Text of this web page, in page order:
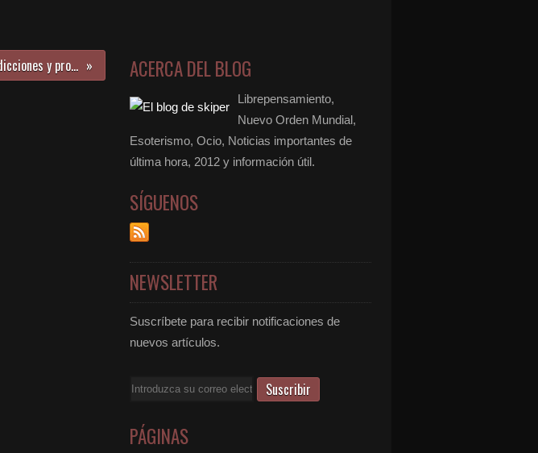
Predicciones y profecías 2024 ACERCA DEL BLOG
Librepensamiento,
Nuevo Orden Mundial,
Esoterismo, Ocio, Noticias importantes de
última hora, 2012 y información útil.
SÍGUENOS
NEWSLETTER
Suscríbete para recibir notificaciones de
nuevos artículos.
Email
PÁGINAS